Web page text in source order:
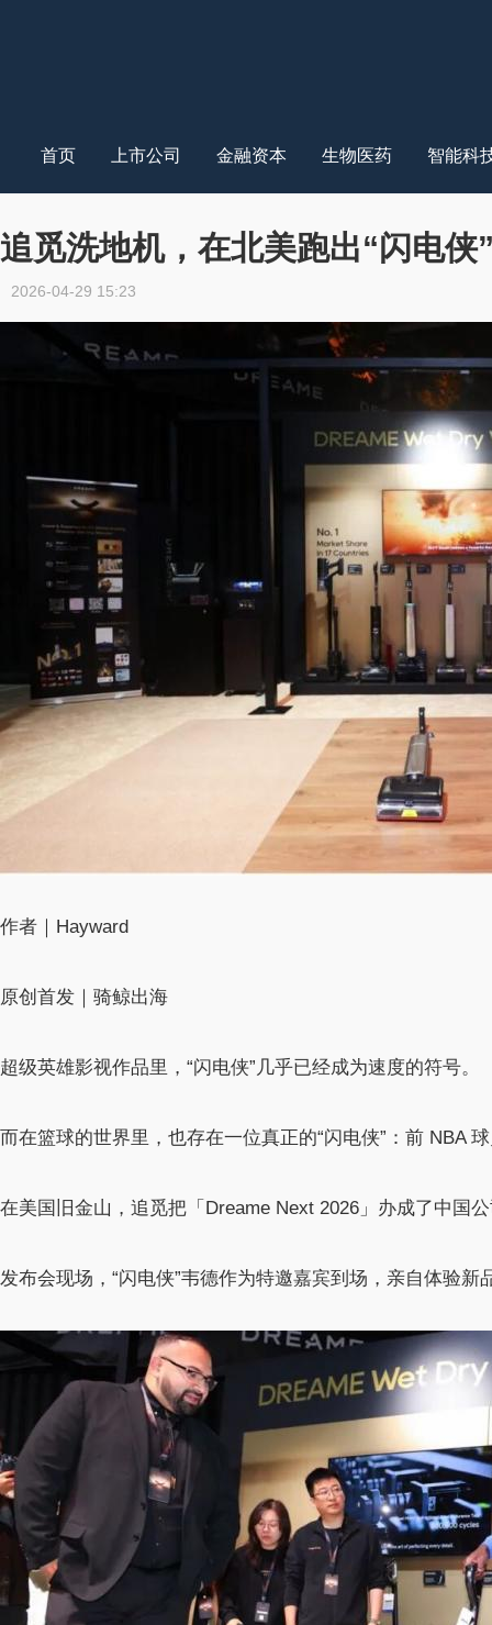
首页 上市公司 金融资本 生物医药 智能科
追觅洗地机，在北美跑出“闪电侠
2026-04-29 15:23
作者｜Hayward
原创首发｜骑鲸出海
超级英雄影视作品里，“闪电侠”几乎已经成为速度的符号。
而在篮球的世界里，也存在一位真正的“闪电侠”：前 NBA
在美国旧金山，追觅把「Dreame Next 2026」办成了中国
发布会现场，“闪电侠”韦德作为特邀嘉宾到场，亲自体验新